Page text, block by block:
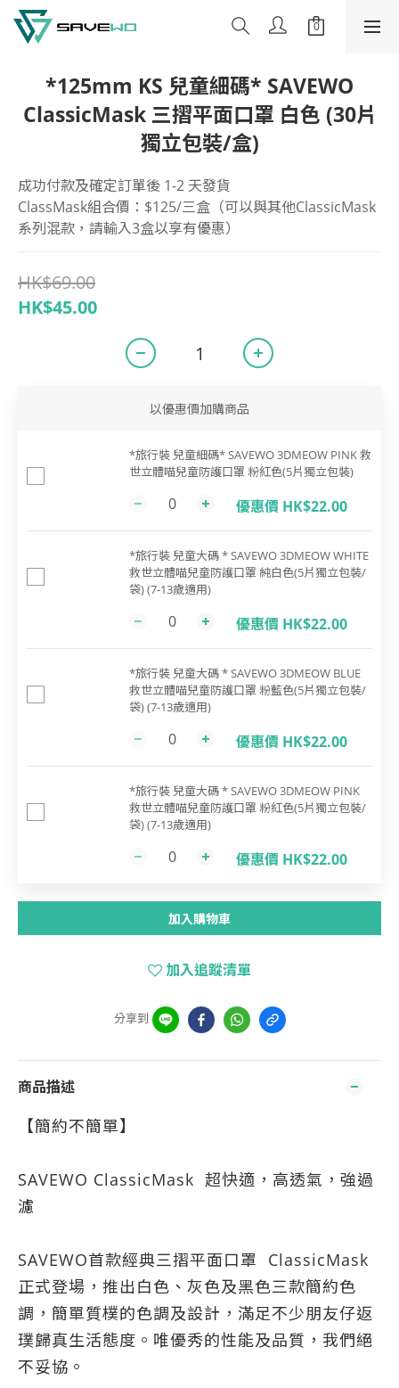
*125mm KS 兒童細碼* SAVEWO
ClassicMask 三摺平面口罩 白色 (30片
獨立包裝/盒)
成功付款及確定訂單後 1-2 天發貨
ClassMask組合價：$125/三盒（可以與其他ClassicMask
系列混款，請輸入3盒以享有優惠）
HK$69.00
HK$45.00
以優惠價加購商品
*旅行裝 兒童細碼* SAVEWO 3DMEOW PINK 救
世立體喵兒童防護口罩 粉紅色(5片獨立包裝)
優惠價 HK$22.00
*旅行裝 兒童大碼 * SAVEWO 3DMEOW WHITE
救世立體喵兒童防護口罩 純白色(5片獨立包裝/
袋) (7-13歲適用)
優惠價 HK$22.00
*旅行裝 兒童大碼 * SAVEWO 3DMEOW BLUE
救世立體喵兒童防護口罩 粉藍色(5片獨立包裝/
袋) (7-13歲適用)
優惠價 HK$22.00
*旅行裝 兒童大碼 * SAVEWO 3DMEOW PINK
救世立體喵兒童防護口罩 粉紅色(5片獨立包裝/
袋) (7-13歲適用)
優惠價 HK$22.00
加入購物車
加入追蹤清單
分享到
商品描述
【簡約不簡單】
SAVEWO ClassicMask 超快適，高透氣，強過
濾
SAVEWO首款經典三摺平面口罩 ClassicMask
正式登場，推出白色、灰色及黑色三款簡約色
調，簡單質樸的色調及設計，滿足不少朋友仔返
璞歸真生活態度。唯優秀的性能及品質，我們絕
不妥協。